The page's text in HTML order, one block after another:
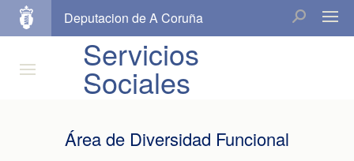
Deputacion de A Coruña
Servicios
Sociales
Área de Diversidad Funcional